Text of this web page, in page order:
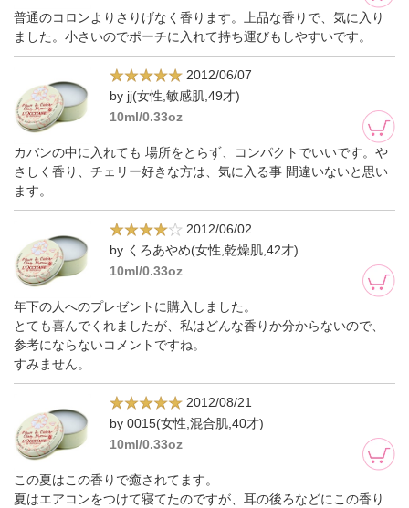
普通のコロンよりさりげなく香ります。上品な香りで、気に入り
ました。小さいのでポーチに入れて持ち運びもしやすいです。
2012/06/07
by jj(女性,敏感肌,49才)
10ml/0.33oz
カバンの中に入れても 場所をとらず、コンパクトでいいです。や
さしく香り、チェリー好きな方は、気に入る事 間違いないと思い
ます。
2012/06/02
by くろあやめ(女性,乾燥肌,42才)
10ml/0.33oz
年下の人へのプレゼントに購入しました。
とても喜んでくれましたが、私はどんな香りか分からないので、
参考にならないコメントですね。
すみません。
2012/08/21
by 0015(女性,混合肌,40才)
10ml/0.33oz
この夏はこの香りで癒されてます。
夏はエアコンをつけて寝てたのですが、耳の後ろなどにこの香り